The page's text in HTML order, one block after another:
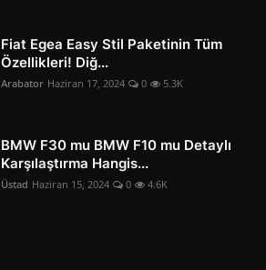
Fiat Egea Easy Stil Paketinin Tüm
Özellikleri! Diğ...
Arabator Haziran 17, 2024 0 5.3K
BMW F30 mu BMW F10 mu Detaylı
Karşılaştırma Hangis...
Üstad Haziran 15, 2024 0 4.6K